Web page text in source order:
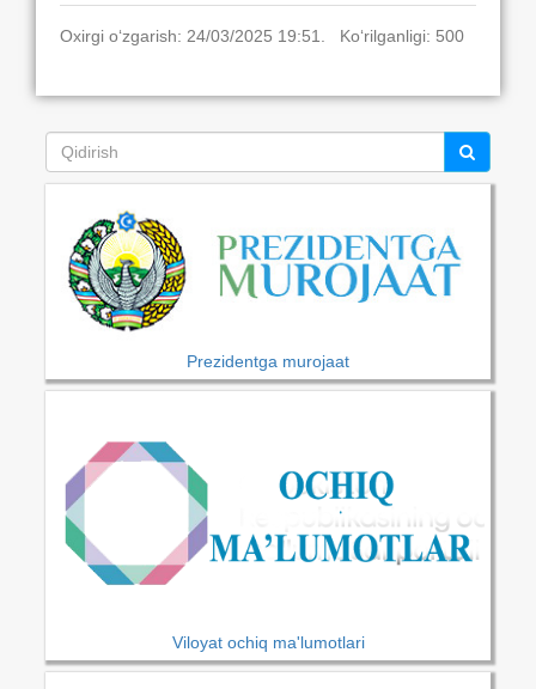
Oxirgi o‘zgarish: 24/03/2025 19:51. Ko‘rilganligi: 500
Prezidentga murojaat
Viloyat ochiq ma'lumotlari